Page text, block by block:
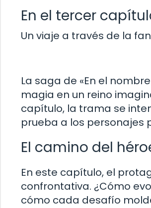
En el tercer
Un viaje a través de la
La saga de «En el
magia en un reino
capítulo, la trama se
prueba a los personajes
El camino del
En este capítulo, el
confrontativa. ¿Cómo
cómo cada desafío